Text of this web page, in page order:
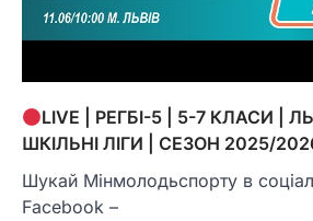
LIVE | РЕГБІ-5 | 5-7 КЛАСИ |
ШКІЛЬНІ ЛІГИ | СЕЗОН 2025/
Шукай Мінмолодьспорту в
Facebook –